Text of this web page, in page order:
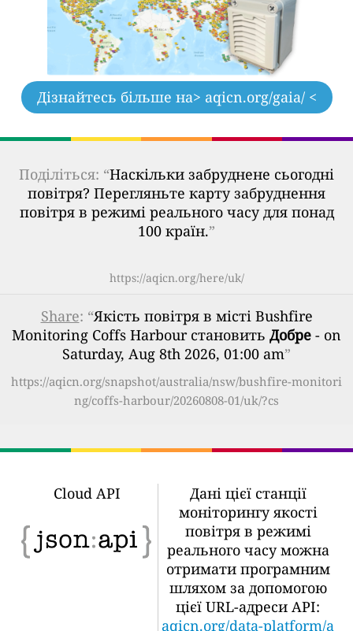
Дізнайтесь більше на> aqicn.org/gaia/ <
Поділіться: “Наскільки забруднене сьогодні
повітря? Перегляньте карту забруднення
повітря в режимі реального часу для понад
100 країн.”
https://aqicn.org/here/uk/
Share: “Якість повітря в місті Bushfire
Monitoring Coffs Harbour становить Добре - on
Saturday, Aug 8th 2026, 01:00 am”
https://aqicn.org/snapshot/australia/nsw/bushfire-monitori
ng/coffs-harbour/20260808-01/uk/?cs
Cloud API
Дані цієї станції
моніторингу якості
повітря в режимі
реального часу можна
отримати програмним
шляхом за допомогою
цієї URL-адреси API:
aqicn.org/data-platform/a